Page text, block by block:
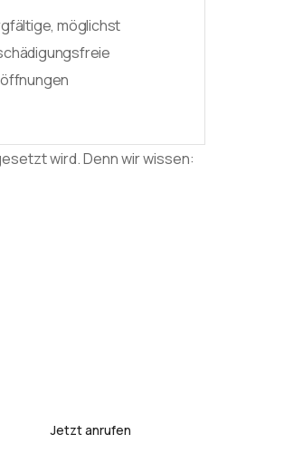
möglichst
wird. Denn wir wissen:
Jetzt anrufen